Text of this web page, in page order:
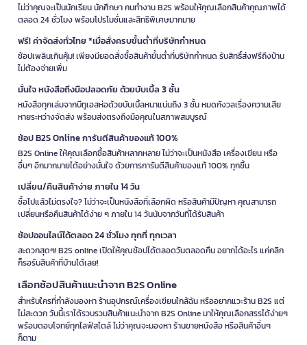
ไม่ว่าคุณจะเป็นนักเรียน นักศึกษา คนทำงาน B2S พร้อมให้คุณเลือกสินค้าคุณภาพได้
ตลอด 24 ชั่วโมง พร้อมโปรโมชั่นและสิทธิพิเศษมากมาย
ฟรี! ค่าจัดส่งทั่วไทย *เมื่อสั่งครบขั้นต่ำที่บริษัทกำหนด
ช้อปเพลินเกินคุ้ม! เพียงมียอดสั่งซื้อสินค้าขั้นต่ำที่บริษัทกำหนด รับสิทธิ์ส่งฟรีถึงบ้าน
ไม่ต้องจ่ายเพิ่ม
มั่นใจ หนังสือถึงมือปลอดภัย ด้วยบับเบิ้ล 3 ชั้น
หนังสือทุกเล่มจากบีทูเอสห่อด้วยบับเบิ้ลหนาแน่นถึง 3 ชั้น หมดกังวลเรื่องความเสีย
หายระหว่างจัดส่ง พร้อมส่งตรงถึงมือคุณในสภาพสมบูรณ์
ช้อป B2S Online การันตีสินค้าของแท้ 100%
B2S Online ให้คุณเลือกซื้อสินค้าหลากหลาย ไม่ว่าจะเป็นหนังสือ เครื่องเขียน หรือ
อื่นๆ อีกมากมายได้อย่างมั่นใจ ด้วยการการันตีสินค้าของแท้ 100% ทุกชิ้น
เปลี่ยน/คืนสินค้าง่าย ภายใน 14 วัน
ซื้อไปแล้วไม่ตรงใจ? ไม่ว่าจะเป็นหนังสือที่เลือกผิด หรือสินค้ามีปัญหา คุณสามารถ
เปลี่ยนหรือคืนสินค้าได้ง่าย ๆ ภายใน 14 วันนับจากวันที่ได้รับสินค้า
ช้อปออนไลน์ได้ตลอด 24 ชั่วโมง ทุกที่ ทุกเวลา
สะดวกสุดๆ! B2S online เปิดให้คุณช้อปได้ตลอดวันตลอดคืน อยากได้อะไร แค่คลิก
ก็รอรับสินค้าที่บ้านได้เลย!
เลือกช้อปสินค้าแนะนำจาก B2S Online
สำหรับใครที่กำลังมองหา ร้านอุปกรณ์เครื่องเขียนใกล้ฉัน หรืออยากแวะร้าน B2S แต่
ไม่สะดวก วันนี้เราได้รวบรวมสินค้าแนะนำจาก B2S Online มาให้คุณเลือกสรรได้ง่ายๆ
พร้อมตอบโจทย์ทุกไลฟ์สไตล์ ไม่ว่าคุณจะมองหา ร้านขายหนังสือ หรือสินค้าอื่นๆ
ก็ตาม